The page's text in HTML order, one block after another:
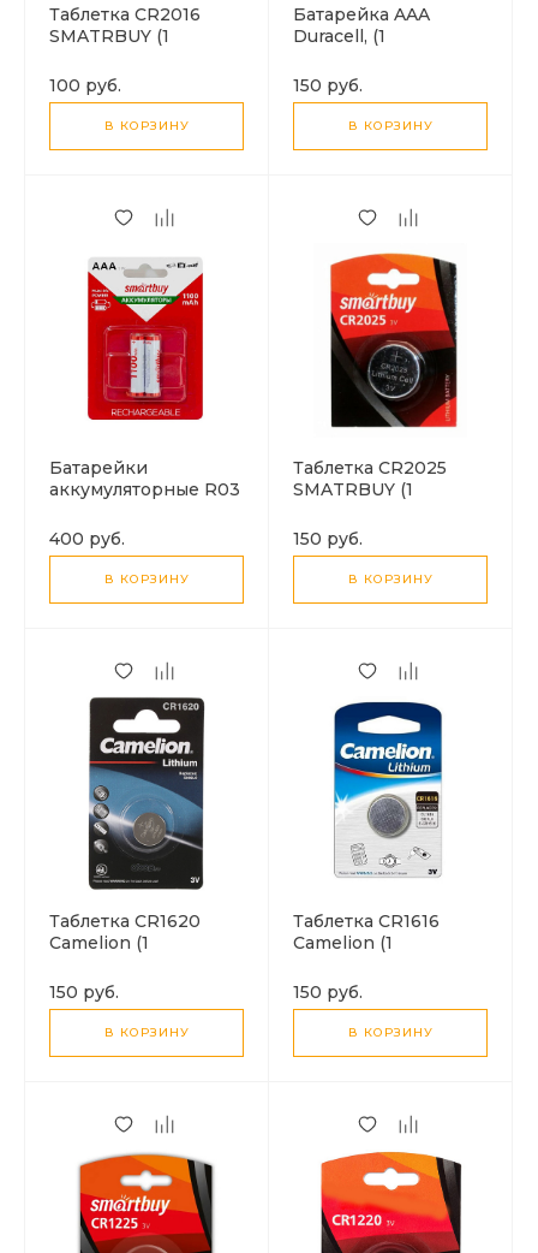
Таблетка CR2016
SMATRBUY (1
100 руб.
В КОРЗИНУ
Батарейка AAA
Duracell, (1
150 руб.
В КОРЗИНУ
Батарейки
аккумуляторные R03
GoPower (1 штука)
400 руб.
В КОРЗИНУ
Таблетка CR2025
SMATRBUY (1
150 руб.
В КОРЗИНУ
Таблетка CR1620
Camelion (1
150 руб.
В КОРЗИНУ
Таблетка CR1616
Camelion (1
150 руб.
В КОРЗИНУ